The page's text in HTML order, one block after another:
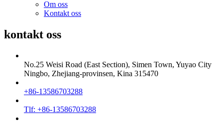
Om oss
Kontakt oss
kontakt oss
No.25 Weisi Road (East Section), Simen Town, Yuyao City
Ningbo, Zhejiang-provinsen, Kina 315470
+86-13586703288
Tlf: +86-13586703288